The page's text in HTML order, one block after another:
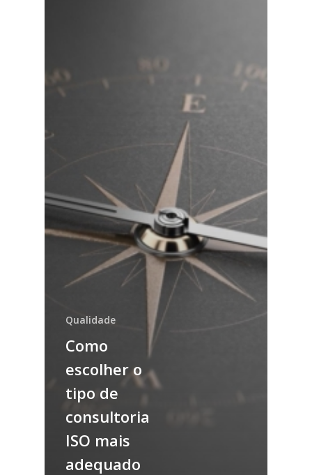
Qualidade
Como
escolher o
tipo de
consultoria
ISO mais
adequado